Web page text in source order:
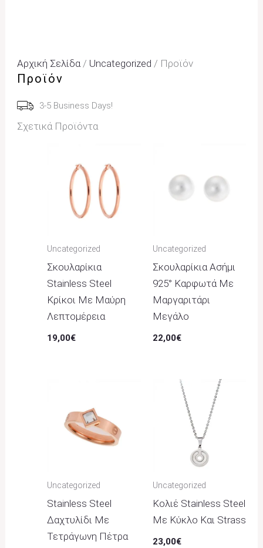
Αρχική Σελίδα / Uncategorized / Προϊόν
Προϊόν
3-5 Business Days!
Σχετικά Προϊόντα
Uncategorized
Σκουλαρίκια
Stainless Steel
Κρίκοι Με Μαύρη
Λεπτομέρεια
19,00€
Uncategorized
Σκουλαρίκια Ασήμι
925° Καρφωτά Με
Μαργαριτάρι
Μεγάλο
22,00€
Uncategorized
Stainless Steel
Δαχτυλίδι Με
Τετράγωνη Πέτρα
Uncategorized
Κολιέ Stainless Steel
Με Κύκλο Και Strass
23,00€